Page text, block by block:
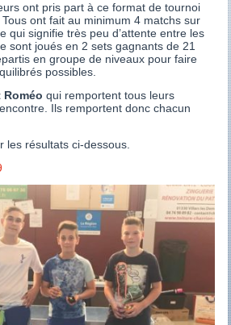
ont pris part à ce format de tournoi
ont fait au minimum 4 matchs sur
qui signifie très peu d’attente entre les
sont joués en 2 sets gagnants de 21
en groupe de niveaux pour faire
possibles.
Roméo qui remportent tous leurs
Ils remportent donc chacun
les résultats ci-dessous.